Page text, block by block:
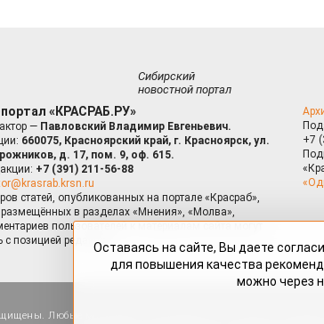
Сибирский
новостной портал
«КРАСРАБ.РУ»
— Павловский Владимир Евгеньевич.
660075, Красноярский край, г. Красноярск, ул.
д. 17, пом. 9, оф. 615.
+7 (391) 211-56-88
статей, опубликованных на портале «Красраб»,
в разделах «Мнения», «Молва»,
пользователей к материалам сайта могут
с позицией редакции.
+7
Любые материалы, размещённые на портале
Оставаясь на сайте, Вы даете
для повышения качества
можно через